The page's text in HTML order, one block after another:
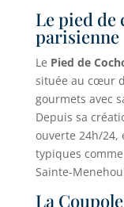
Le pied
parisienne
Le Pied de
située au cœur
gourmets avec
Depuis sa
ouverte 24h/24,
typiques
Sainte-
La